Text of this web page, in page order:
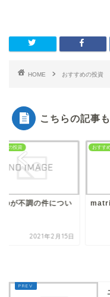
HOME おすすめの投資
こちらの記事
めの投資
のエアドロ
2021年8月28日
おすす